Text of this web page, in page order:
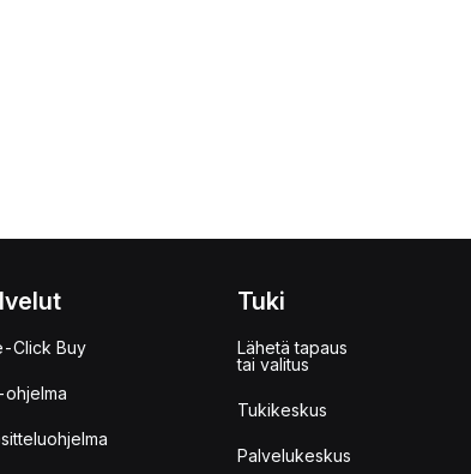
Click Buy
ohjelma
Tuki
Lähetä tapaus
tai valitus
Tukikeskus
Palvelukeskus